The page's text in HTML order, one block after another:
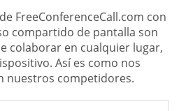
FreeConferenceCall.com con
compartido de pantalla son
colaborar en cualquier lugar,
Así es como nos
nuestros competidores.